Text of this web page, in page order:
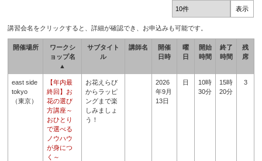
講習会名をクリックすると、詳細が確認でき、お申込みも可能です。
開催場所
ワークシ
ョップ名
▲
サブタイト
ル
講師名
開催
日時
曜
日
開始
時間
終了
時間
残
席
east side
tokyo
（東京）
【年内最
終回】お
花の選び
方講座～
おひとり
で選べる
ノウハウ
が身につ
く～
お花えらび
からラッピ
ングまで楽
しみましょ
う！
2026
年9月
13日
日
10時
30分
15時
20分
3